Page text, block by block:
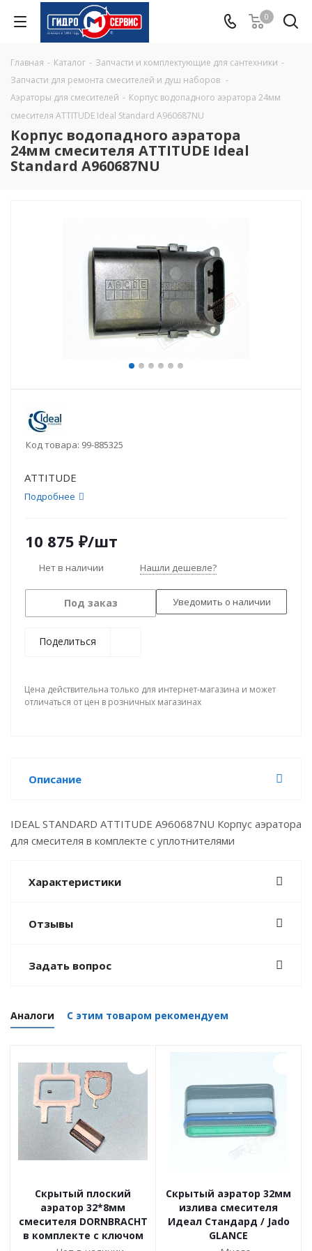
0
Главная - Каталог - Запчасти и комплектующие для сантехники -
Запчасти для ремонта смесителей и душ наборов -
Аэраторы для смесителей - Корпус водопадного аэратора 24мм
смесителя ATTITUDE Ideal Standard A960687NU
Корпус водопадного аэратора
24мм смесителя ATTITUDE Ideal
Standard A960687NU
Код товара: 99-885325
ATTITUDE
Подробнее
10 875 ₽/шт
Нет в наличии Нашли дешевле?
Под заказ Уведомить о наличии
Поделиться
Цена действительна только для интернет-магазина и может
отличаться от цен в розничных магазинах
Описание
IDEAL STANDARD ATTITUDE A960687NU Корпус аэратора
для смесителя в комплекте с уплотнителями
Характеристики
Отзывы
Задать вопрос
Аналоги С этим товаром рекомендуем
Скрытый плоский
аэратор 32*8мм
смесителя DORNBRACHT
в комплекте с ключом
Скрытый аэратор 32мм
излива смесителя
Идеал Стандард / Jado
GLANCE